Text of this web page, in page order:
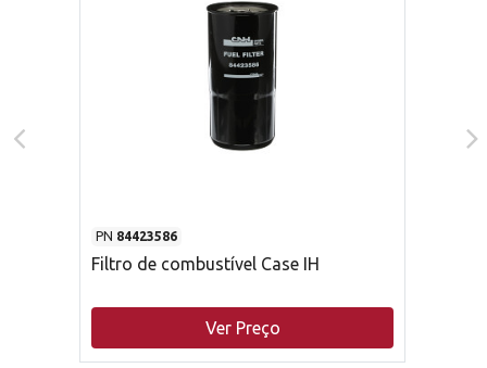
PN 84423586
Filtro de combustível Case IH
Ver Preço